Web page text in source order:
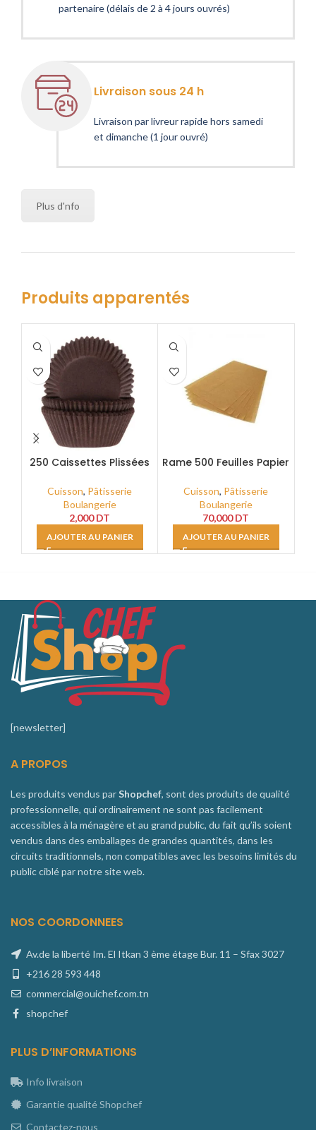
partenaire (délais de 2 à 4 jours ouvrés)
Livraison sous 24 h
Livraison par livreur rapide hors samedi
et dimanche (1 jour ouvré)
Plus d'nfo
Produits apparentés
250 Caissettes Plissées
GP_R120
Cuisson, Pâtisserie
Boulangerie
2,000DT
AJOUTER AU PANIER
Rame 500 Feuilles Papier
Cuisson, Pâtisserie
Boulangerie
70,000DT
AJOUTER AU PANIER
[newsletter]
A PROPOS
Les produits vendus parShopchef, sont des produits de qualité
professionnelle, qui ordinairement ne sont pas facilement
accessibles à la ménagère et au grand public, du fait qu’ils soient
vendus dans des emballages de grandes quantités, dans les
circuits traditionnels, non compatibles avec les besoins limités du
public ciblé par notre site web.
NOS COORDONNEES
Av.de la liberté Im. El Itkan 3 ème étage Bur. 11 – Sfax 3027
+216 28 593 448
commercial@ouichef.com.tn
shopchef
PLUS D’INFORMATIONS
Info livraison
Garantie qualité Shopchef
Contactez-nous